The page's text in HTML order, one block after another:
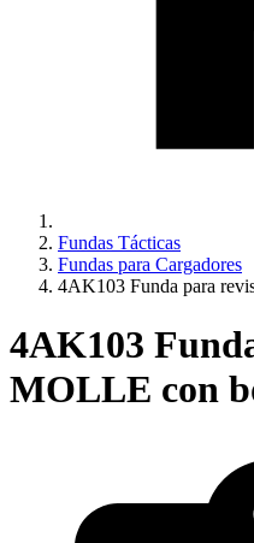
Fundas Tácticas
Fundas para Cargadores
4AK103 Funda para
4AK103
MOLLE con